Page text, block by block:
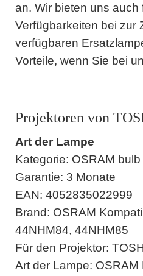
an. Wir bieten uns
Verfügbarkeiten bei zur
verfügbaren
Vorteile, wenn Sie bei
Projektoren von
Art der Lampe
Kategorie: OSRAM bulb
Garantie: 3 Monate
EAN: 4052835022999
Brand: OSRAM
44NHM84, 44NHM85
Für den Projektor:
Art der Lampe: OSRAM